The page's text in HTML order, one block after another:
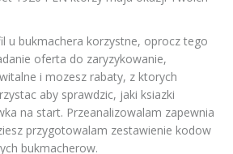
u bukmachera korzystne, oprocz tego
oferta do zaryzykowanie,
i mozesz rabaty, z ktorych
aby sprawdzic, jaki ksiazki
na start. Przeanalizowalam zapewnia
przygotowalam zestawienie kodow
bukmacherow.